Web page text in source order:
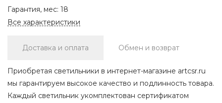
Гарантия, мес: 18
Все характеристики
Доставка и оплата Обмен и возврат
Приобретая светильники в интернет-магазине artcsr.ru
мы гарантируем высокое качество и подлинность товара.
Каждый светильник укомплектован сертификатом